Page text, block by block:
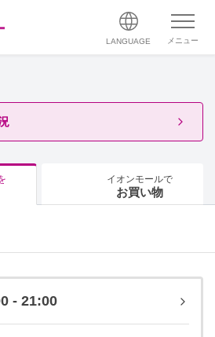
LANGUAGE メニュー
イオンモールで
お買い物
- 21:00